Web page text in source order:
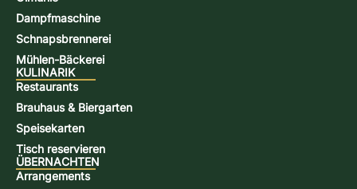
Dampfmaschine
Schnapsbrennerei
Mühlen-Bäckerei
KULINARIK
Restaurants
Brauhaus & Biergarten
Speisekarten
Tisch reservieren
ÜBERNACHTEN
Arrangements